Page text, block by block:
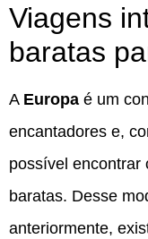
Viagens
baratas
A Europa é um
encantadores e,
possível encontrar
baratas. Desse
anteriormente,